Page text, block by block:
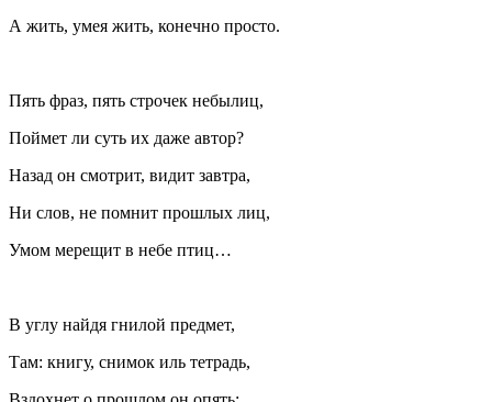
А жить, умея жить, конечно просто.
Пять фраз, пять строчек небылиц,
Поймет ли суть их даже автор?
Назад он смотрит, видит завтра,
Ни слов, не помнит прошлых лиц,
Умом мерещит в небе птиц…
В углу найдя гнилой предмет,
Там: книгу, снимок иль тетрадь,